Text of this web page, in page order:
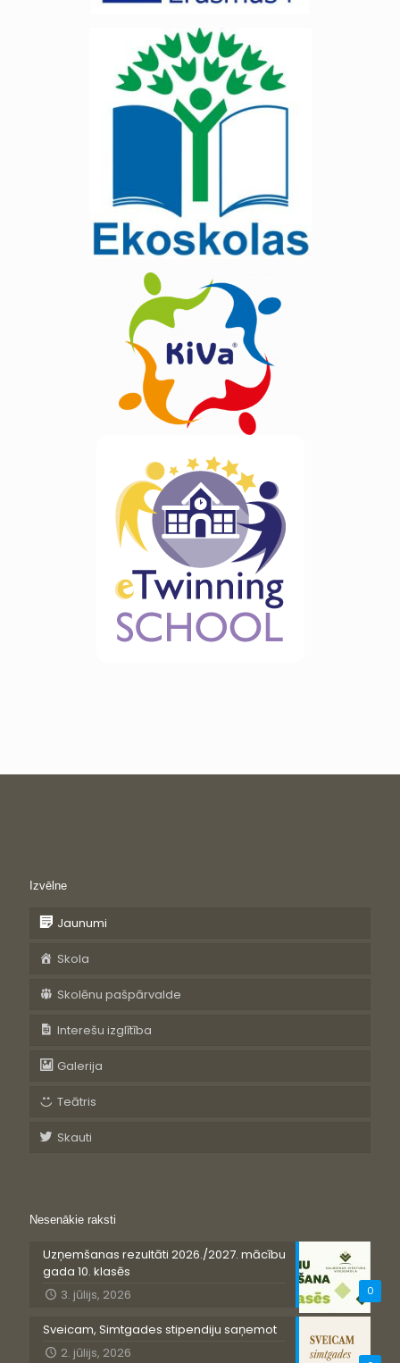
Izvēlne
Jaunumi
Skola
Skolēnu pašpārvalde
Interešu izglītība
Galerija
Teātris
Skauti
Nesenākie raksti
0
Uzņemšanas rezultāti 2026./2027. mācību
gada 10. klasēs
3. jūlijs, 2026
Sveicam, Simtgades stipendiju saņemot
2. jūlijs, 2026